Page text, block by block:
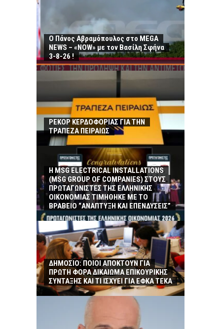
Ο Πάνος Αβραμόπουλος στο MEGA
NEWS – «NOW» με τον Βασίλη Σφήνα
3-8-26 !
ΡΕΚΟΡ ΚΕΡΔΟΦΟΡΙΑΣ ΓΙΑ ΤΗΝ
ΤΡΑΠΕΖΑ ΠΕΙΡΑΙΩΣ
Η MSG ELECTRICAL INSTALLATIONS
(MSG GROUP ΟF COMPANIES) ΣΤΟΥΣ
ΠΡΩΤΑΓΩΝΙΣΤΕΣ ΤΗΣ ΕΛΛΗΝΙΚΗΣ
ΟΙΚΟΝΟΜΙΑΣ ΤΙΜΗΘΗΚΕ ΜΕ ΤΟ
ΒΡΑΒΕΙΟ “ΑΝΑΠΤΥΞΗ ΚΑΙ ΕΠΕΝΔΥΣΕΙΣ”
ΔΗΜΟΣΙΟ: ΠΟΙΟΙ ΑΠΟΚΤΟΥΝ ΓΙΑ
ΠΡΩΤΗ ΦΟΡΑ ΔΙΚΑΙΩΜΑ ΕΠΙΚΟΥΡΙΚΗΣ
ΣΥΝΤΑΞΗΣ ΚΑΙ ΤΙ ΙΣΧΥΕΙ ΓΙΑ ΕΦΚΑ ΤΕΚΑ